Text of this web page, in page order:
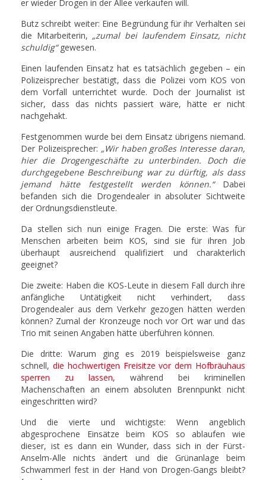
er wieder Drogen in der Allee verkaufen will.
Butz schreibt weiter: Eine Begründung für ihr Verhalten sei
die Mitarbeiterin, „zumal bei laufendem Einsatz, nicht
schuldig“gewesen.
Einen laufenden Einsatz hat es tatsächlich gegeben – ein
Polizeisprecher bestätigt, dass die Polizei vom KOS von
dem Vorfall unterrichtet wurde. Doch der Journalist ist
sicher, dass das nichts passiert wäre, hätte er nicht
nachgehakt.
Festgenommen wurde bei dem Einsatz übrigens niemand.
Der Polizeisprecher: „Wir haben großes Interesse daran,
hier die Drogengeschäfte zu unterbinden. Doch die
durchgegebene Beschreibung war zu dürftig, als dass
jemand hätte festgestellt werden können.“Dabei
befanden sich die Drogendealer in absoluter Sichtweite
der Ordnungsdienstleute.
Da stellen sich nun einige Fragen. Die erste: Was für
Menschen arbeiten beim KOS, sind sie für ihren Job
überhaupt ausreichend qualifiziert und charakterlich
geeignet?
Die zweite: Haben die KOS-Leute in diesem Fall durch ihre
anfängliche Untätigkeit nicht verhindert, dass
Drogendealer aus dem Verkehr gezogen hätten werden
können? Zumal der Kronzeuge noch vor Ort war und das
Trio mit seinen Angaben hätte überführen können.
Die dritte: Warum ging es 2019 beispielsweise ganz
schnell, die hochwertigen Freisitze vor dem Hofbräuhaus
sperren zu lassen, während bei kriminellen
Machenschaften an einem absoluten Brennpunkt nicht
eingeschritten wird?
Und die vierte und wichtigste: Wenn angeblich
abgesprochene Einsätze beim KOS so ablaufen wie
dieser, ist es dann ein Wunder, dass sich in der Fürst-
Anselm-Alle nichts ändert und die Grünanlage beim
Schwammerl fest in der Hand von Drogen-Gangs bleibt?